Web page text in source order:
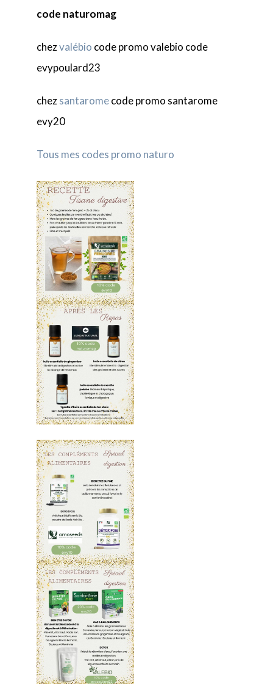
code naturomag
chezvalébio code promo valebio code
evypoulard23
chezsantaromecode promo santarome
evy20
Tous mes codes promo naturo